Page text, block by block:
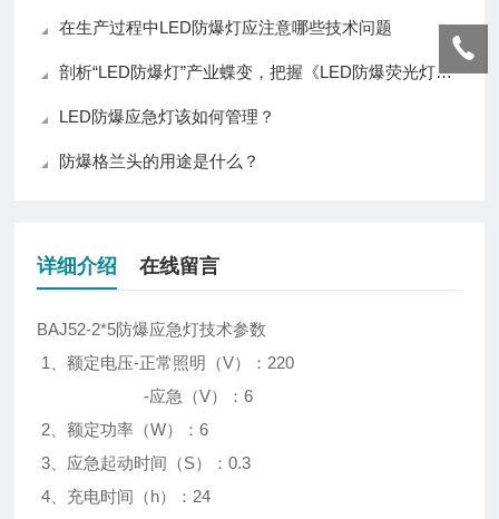
在生产过程中LED防爆灯应注意哪些技术问题
剖析“LED防爆灯”产业蝶变，把握《LED防爆荧光灯》照明新契机
LED防爆应急灯该如何管理？
防爆格兰头的用途是什么？
详细介绍 在线留言
BAJ52-2*5防爆应急灯技术参数
1、额定电压-正常照明（V）：220
-应急（V）：6
2、额定功率（W）：6
3、应急起动时间（S）：0.3
4、充电时间（h）：24